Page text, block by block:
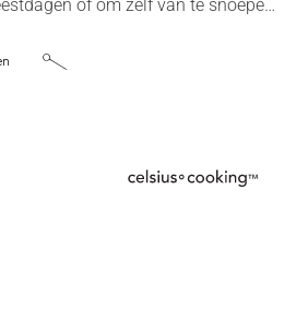
of om zelf van te snoepen